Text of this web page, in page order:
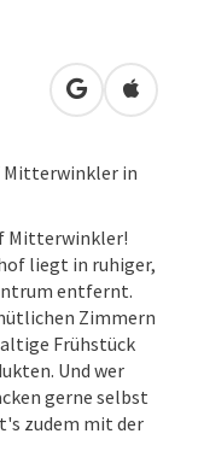
in Google
in
Mitterwinkler in
Mitterwinkler!
liegt in ruhiger,
entfernt.
Zimmern
Frühstück
Und wer
gerne selbst
zudem mit der